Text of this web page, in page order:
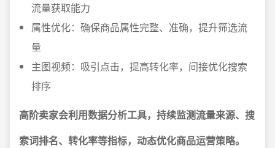
流量获取能力
属性优化：确保商品属性完整、准确，提升筛选流
量
主图视频：吸引点击，提高转化率，间接优化搜索
排序
高阶卖家会利用数据分析工具，持续监测流量来源、搜
索词排名、转化率等指标，动态优化商品运营策略。